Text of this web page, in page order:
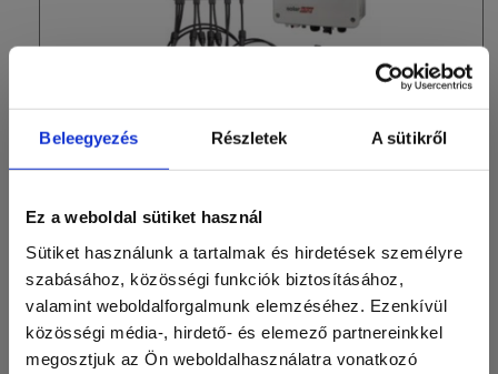
Beleegyezés Részletek A sütikről
Ez a weboldal sütiket használ
Sütiket használunk a tartalmak és hirdetések személyre
szabásához, közösségi funkciók biztosításához,
valamint weboldalforgalmunk elemzéséhez. Ezenkívül
közösségi média-, hirdető- és elemező partnereinkkel
megosztjuk az Ön weboldalhasználatra vonatkozó
SolarEdge inverterek
RÉSZLETEK